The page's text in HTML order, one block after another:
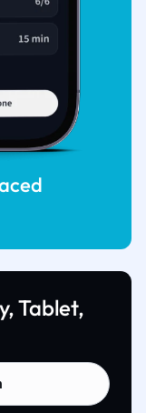
Tablet,